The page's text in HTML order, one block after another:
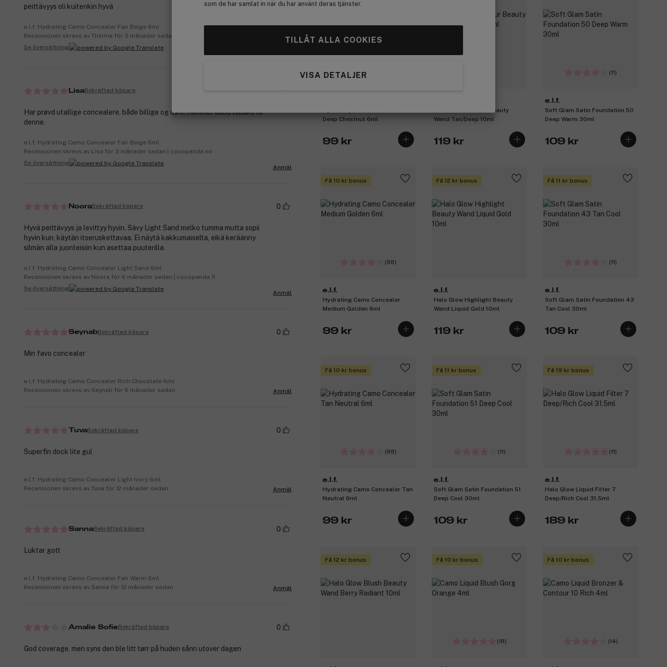
som de har samlat in när du har använt deras tjänster.
TILLÅT ALLA COOKIES
VISA DETALJER
Deep Chestnut 6ml
99 kr
Halo Glow Contour Beauty
Wand Tan/Deep 10ml
119 kr
(11)
e.l.f.
Soft Glam Satin Foundation 50
Deep Warm 30ml
109 kr
Få 10 kr bonus
(88)
e.l.f.
Hydrating Camo Concealer
Medium Golden 6ml
99 kr
Få 12 kr bonus
e.l.f.
Halo Glow Highlight Beauty
Wand Liquid Gold 10ml
119 kr
Få 11 kr bonus
(11)
e.l.f.
Soft Glam Satin Foundation 43
Tan Cool 30ml
109 kr
Få 10 kr bonus
(88)
e.l.f.
Hydrating Camo Concealer Tan
Neutral 6ml
99 kr
Få 11 kr bonus
(11)
e.l.f.
Soft Glam Satin Foundation 51
Deep Cool 30ml
109 kr
Få 19 kr bonus
(11)
e.l.f.
Halo Glow Liquid Filter 7
Deep/Rich Cool 31,5ml
189 kr
Få 12 kr bonus Få 10 kr bonus
(18)
Få 10 kr bonus
(14)
peittävyys oli kuitenkin hyvä
e.l.f. Hydrating Camo Concealer Fair Beige 6ml
Recensionen skrevs av Thelma för 3 månader sedan | cocopanda.fi
Se översättning
LisaBekräftad köpare
Har prøvd utallige concealere, både billige og dyre. Kommer alltid tilbake til
denne.
e.l.f. Hydrating Camo Concealer Fair Beige 6ml
Recensionen skrevs av Lisa för 3 månader sedan | cocopanda.no
Se översättning
Anmäl
NooraBekräftad köpare 0
Hyvä peittävyys ja levittyy hyvin. Sävy Light Sand melko tumma mutta sopii
hyvin kun, käytän itseruskettavaa. Ei näytä kakkumaiselta, eikä keräänny
silmän alla juonteisiin kun asettaa puuterilla.
e.l.f. Hydrating Camo Concealer Light Sand 6ml
Recensionen skrevs av Noora för 6 månader sedan | cocopanda.fi
Se översättning
Anmäl
SeynabBekräftad köpare 0
Min favo concealer
e.l.f. Hydrating Camo Concealer Rich Chocolate 6ml
Recensionen skrevs av Seynab för 6 månader sedan
Anmäl
TuvaBekräftad köpare 0
Superfin dock lite gul
e.l.f. Hydrating Camo Concealer Light Ivory 6ml
Recensionen skrevs av Tuva för 12 månader sedan
Anmäl
SannaBekräftad köpare 0
Luktar gott
e.l.f. Hydrating Camo Concealer Fair Warm 6ml
Recensionen skrevs av Sanna för 12 månader sedan
Anmäl
Amalie SofieBekräftad köpare 0
God coverage, men syns den ble litt tørr på huden sånn utover dagen